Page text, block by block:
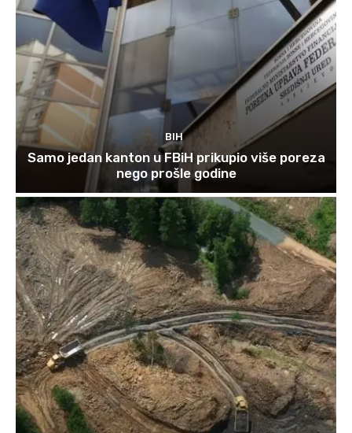
BIH
Samo jedan kanton u FBiH prikupio više poreza
nego prošle godine